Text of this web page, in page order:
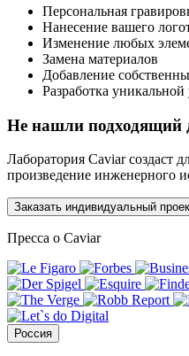
Персональная
Нанесение вашего
Изменение любых
Замена материалов
Добавление
Разработка уникальной
Не нашли подходящий
Лаборатория Caviar создаст
произведение инженерного
Заказать индивидуальный
Пресса о Caviar
Россия